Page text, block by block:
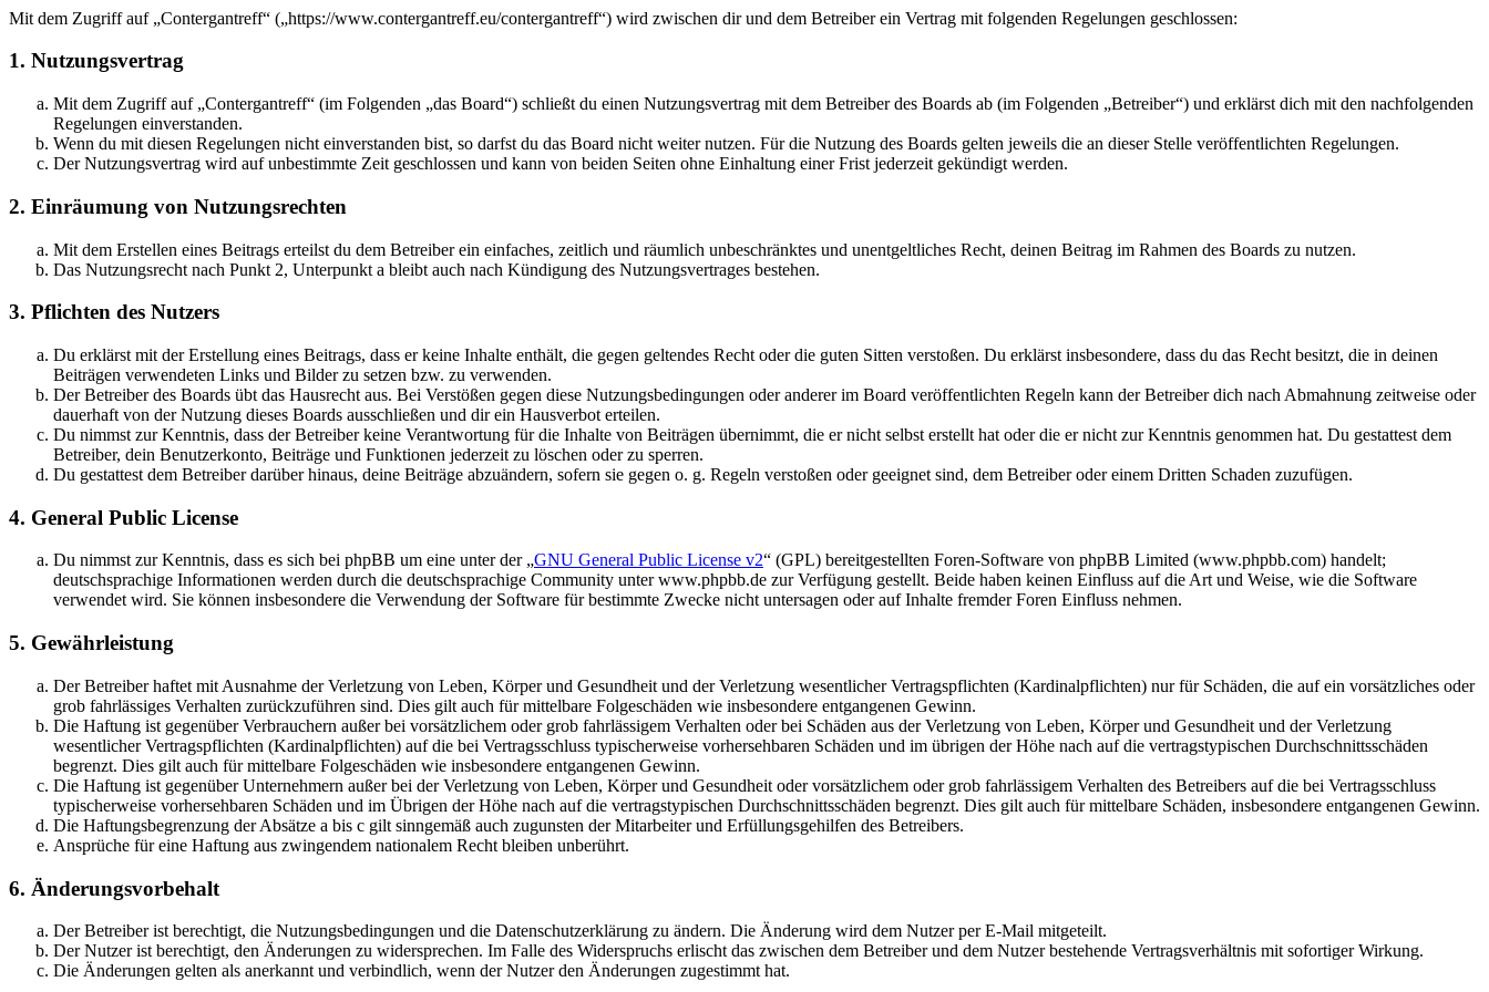
Mit dem Zugriff auf „Contergantreff“ („https://www.contergantreff.eu/contergantreff“) wird zwischen dir und dem Betreiber ein Vertrag mit folgenden Regelungen geschlossen:
1. Nutzungsvertrag
Mit dem Zugriff auf „Contergantreff“ (im Folgenden „das Board“) schließt du einen Nutzungsvertrag mit dem Betreiber des Boards ab (im Folgenden „Betreiber“) und erklärst dich mit den nachfolgenden
Regelungen einverstanden.
Wenn du mit diesen Regelungen nicht einverstanden bist, so darfst du das Board nicht weiter nutzen. Für die Nutzung des Boards gelten jeweils die an dieser Stelle veröffentlichten Regelungen.
Der Nutzungsvertrag wird auf unbestimmte Zeit geschlossen und kann von beiden Seiten ohne Einhaltung einer Frist jederzeit gekündigt werden.
2. Einräumung von Nutzungsrechten
Mit dem Erstellen eines Beitrags erteilst du dem Betreiber ein einfaches, zeitlich und räumlich unbeschränktes und unentgeltliches Recht, deinen Beitrag im Rahmen des Boards zu nutzen.
Das Nutzungsrecht nach Punkt 2, Unterpunkt a bleibt auch nach Kündigung des Nutzungsvertrages bestehen.
3. Pflichten des Nutzers
Du erklärst mit der Erstellung eines Beitrags, dass er keine Inhalte enthält, die gegen geltendes Recht oder die guten Sitten verstoßen. Du erklärst insbesondere, dass du das Recht besitzt, die in deinen
Beiträgen verwendeten Links und Bilder zu setzen bzw. zu verwenden.
Der Betreiber des Boards übt das Hausrecht aus. Bei Verstößen gegen diese Nutzungsbedingungen oder anderer im Board veröffentlichten Regeln kann der Betreiber dich nach Abmahnung zeitweise oder
dauerhaft von der Nutzung dieses Boards ausschließen und dir ein Hausverbot erteilen.
Du nimmst zur Kenntnis, dass der Betreiber keine Verantwortung für die Inhalte von Beiträgen übernimmt, die er nicht selbst erstellt hat oder die er nicht zur Kenntnis genommen hat. Du gestattest dem
Betreiber, dein Benutzerkonto, Beiträge und Funktionen jederzeit zu löschen oder zu sperren.
Du gestattest dem Betreiber darüber hinaus, deine Beiträge abzuändern, sofern sie gegen o. g. Regeln verstoßen oder geeignet sind, dem Betreiber oder einem Dritten Schaden zuzufügen.
4. General Public License
Du nimmst zur Kenntnis, dass es sich bei phpBB um eine unter der „GNU General Public License v2“ (GPL) bereitgestellten Foren-Software von phpBB Limited (www.phpbb.com) handelt;
deutschsprachige Informationen werden durch die deutschsprachige Community unter www.phpbb.de zur Verfügung gestellt. Beide haben keinen Einfluss auf die Art und Weise, wie die Software
verwendet wird. Sie können insbesondere die Verwendung der Software für bestimmte Zwecke nicht untersagen oder auf Inhalte fremder Foren Einfluss nehmen.
5. Gewährleistung
Der Betreiber haftet mit Ausnahme der Verletzung von Leben, Körper und Gesundheit und der Verletzung wesentlicher Vertragspflichten (Kardinalpflichten) nur für Schäden, die auf ein vorsätzliches oder
grob fahrlässiges Verhalten zurückzuführen sind. Dies gilt auch für mittelbare Folgeschäden wie insbesondere entgangenen Gewinn.
Die Haftung ist gegenüber Verbrauchern außer bei vorsätzlichem oder grob fahrlässigem Verhalten oder bei Schäden aus der Verletzung von Leben, Körper und Gesundheit und der Verletzung
wesentlicher Vertragspflichten (Kardinalpflichten) auf die bei Vertragsschluss typischerweise vorhersehbaren Schäden und im übrigen der Höhe nach auf die vertragstypischen Durchschnittsschäden
begrenzt. Dies gilt auch für mittelbare Folgeschäden wie insbesondere entgangenen Gewinn.
Die Haftung ist gegenüber Unternehmern außer bei der Verletzung von Leben, Körper und Gesundheit oder vorsätzlichem oder grob fahrlässigem Verhalten des Betreibers auf die bei Vertragsschluss
typischerweise vorhersehbaren Schäden und im Übrigen der Höhe nach auf die vertragstypischen Durchschnittsschäden begrenzt. Dies gilt auch für mittelbare Schäden, insbesondere entgangenen Gewinn.
Die Haftungsbegrenzung der Absätze a bis c gilt sinngemäß auch zugunsten der Mitarbeiter und Erfüllungsgehilfen des Betreibers.
Ansprüche für eine Haftung aus zwingendem nationalem Recht bleiben unberührt.
6. Änderungsvorbehalt
Der Betreiber ist berechtigt, die Nutzungsbedingungen und die Datenschutzerklärung zu ändern. Die Änderung wird dem Nutzer per E-Mail mitgeteilt.
Der Nutzer ist berechtigt, den Änderungen zu widersprechen. Im Falle des Widerspruchs erlischt das zwischen dem Betreiber und dem Nutzer bestehende Vertragsverhältnis mit sofortiger Wirkung.
Die Änderungen gelten als anerkannt und verbindlich, wenn der Nutzer den Änderungen zugestimmt hat.